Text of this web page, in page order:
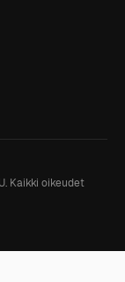
Kaikki oikeudet